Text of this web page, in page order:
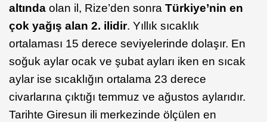
altında olan il, Rize’den sonra Türkiye’nin en
çok yağış alan 2. ilidir. Yıllık sıcaklık
ortalaması 15 derece seviyelerinde dolaşır. En
soğuk aylar ocak ve şubat ayları iken en sıcak
aylar ise sıcaklığın ortalama 23 derece
civarlarına çıktığı temmuz ve ağustos aylarıdır.
Tarihte Giresun ili merkezinde ölçülen en